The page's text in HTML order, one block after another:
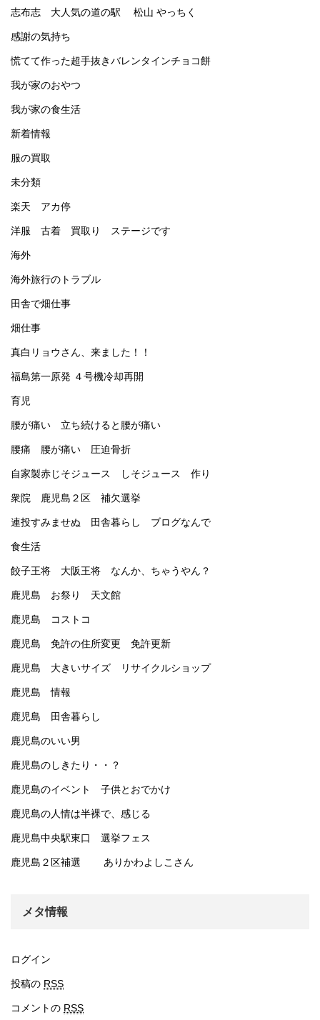
志布志 大人気の道の駅 松山 やっちく
感謝の気持ち
慌てて作った超手抜きバレンタインチョコ餅
我が家のおやつ
我が家の食生活
新着情報
服の買取
未分類
楽天 アカ停
洋服 古着 買取り ステージです
海外
海外旅行のトラブル
田舎で畑仕事
畑仕事
真白リョウさん、来ました！！
福島第一原発 ４号機冷却再開
育児
腰が痛い 立ち続けると腰が痛い
腰痛 腰が痛い 圧迫骨折
自家製赤じそジュース しそジュース 作り
衆院 鹿児島２区 補欠選挙
連投すみませぬ 田舎暮らし ブログなんで
食生活
餃子王将 大阪王将 なんか、ちゃうやん？
鹿児島 お祭り 天文館
鹿児島 コストコ
鹿児島 免許の住所変更 免許更新
鹿児島 大きいサイズ リサイクルショップ
鹿児島 情報
鹿児島 田舎暮らし
鹿児島のいい男
鹿児島のしきたり・・？
鹿児島のイベント 子供とおでかけ
鹿児島の人情は半裸で、感じる
鹿児島中央駅東口 選挙フェス
鹿児島２区補選 ありかわよしこさん
メタ情報
ログイン
投稿の RSS
コメントの RSS